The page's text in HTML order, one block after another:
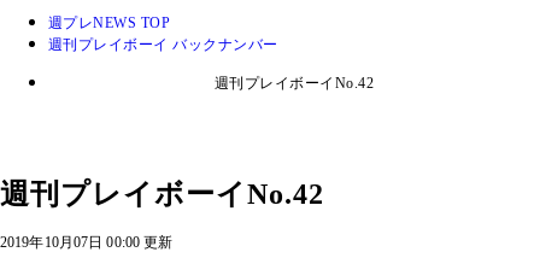
週プレNEWS TOP
週刊プレイボーイ バックナンバー
週刊プレイボーイNo.42
週刊プレイボーイNo.42
2019年10月07日 00:00 更新